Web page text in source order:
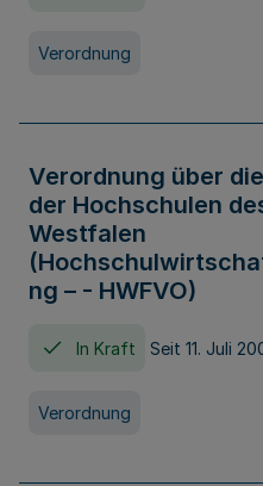
Verordnung
Verordnung über
der Hochschulen
Westfalen
ng – - HWFVO)
In Kraft Seit 11. Juli
Verordnung